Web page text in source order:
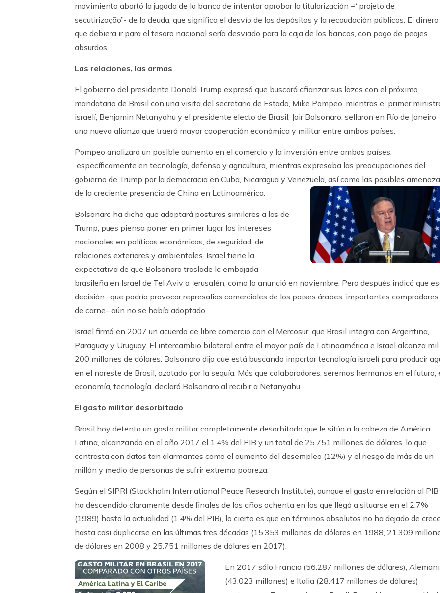
movimiento abortó la jugada de la banca de intentar aprobar la titularización –“ projeto de
secutirização”- de la deuda, que significa el desvío de los depósitos y la recaudación públicos. El dinero
que debiera ir para el tesoro nacional sería desviado para la caja de los bancos, con pago de peajes
absurdos.
Las relaciones, las armas
El gobierno del presidente Donald Trump expresó que buscará afianzar sus lazos con el próximo
mandatario de Brasil con una visita del secretario de Estado, Mike Pompeo, mientras el primer
israelí, Benjamin Netanyahu y el presidente electo de Brasil, Jair Bolsonaro, sellaron en Río de Janeiro
una nueva alianza que traerá mayor cooperación económica y militar entre ambos países.
Pompeo analizará un posible aumento en el comercio y la inversión entre ambos países,
específicamente en tecnología, defensa y agricultura, mientras expresaba las preocupaciones del
gobierno de Trump por la democracia en Cuba, Nicaragua y Venezuela, así como las posibles
de la creciente presencia de China en Latinoamérica.
Bolsonaro ha dicho que adoptará posturas similares a las de
Trump, pues piensa poner en primer lugar los intereses
nacionales en políticas económicas, de seguridad, de
relaciones exteriores y ambientales. Israel tiene la
expectativa de que Bolsonaro traslade la embajada
brasileña en Israel de Tel Aviv a Jerusalén, como lo anunció en noviembre. Pero después indicó que
decisión –que podría provocar represalias comerciales de los países árabes, importantes compradores
de carne– aún no se había adoptado.
Israel firmó en 2007 un acuerdo de libre comercio con el Mercosur, que Brasil integra con Argentina,
Paraguay y Uruguay. El intercambio bilateral entre el mayor país de Latinoamérica e Israel alcanza mil
200 millones de dólares. Bolsonaro dijo que está buscando importar tecnología israelí para producir
en el noreste de Brasil, azotado por la sequía. Más que colaboradores, seremos hermanos en el futuro,
economía, tecnología, declaró Bolsonaro al recibir a Netanyahu
El gasto militar desorbitado
Brasil hoy detenta un gasto militar completamente desorbitado que le sitúa a la cabeza de América
Latina, alcanzando en el año 2017 el 1,4% del PIB y un total de 25.751 millones de dólares, lo que
contrasta con datos tan alarmantes como el aumento del desempleo (12%) y el riesgo de más de un
millón y medio de personas de sufrir extrema pobreza.
Según el SIPRI (Stockholm International Peace Research Institute), aunque el gasto en relación al PIB
ha descendido claramente desde finales de los años ochenta en los que llegó a situarse en el 2,7%
(1989) hasta la actualidad (1,4% del PIB), lo cierto es que en términos absolutos no ha dejado de
hasta casi duplicarse en las últimas tres décadas (15.353 millones de dólares en 1988, 21.309
de dólares en 2008 y 25.751 millones de dólares en 2017).
En 2017 sólo Francia (56.287 millones de dólares),
(43.023 millones) e Italia (28.417 millones de dólares)